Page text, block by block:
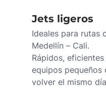
Jets ligeros
Ideales para rutas
Medellín – Cali.
Rápidos,
equipos pequeños
volver el mismo